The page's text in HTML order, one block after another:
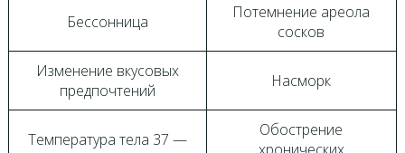
Бессонница
Потемнение ареола
сосков
Изменение вкусовых
предпочтений
Насморк
Температура тела 37 —
Обострение